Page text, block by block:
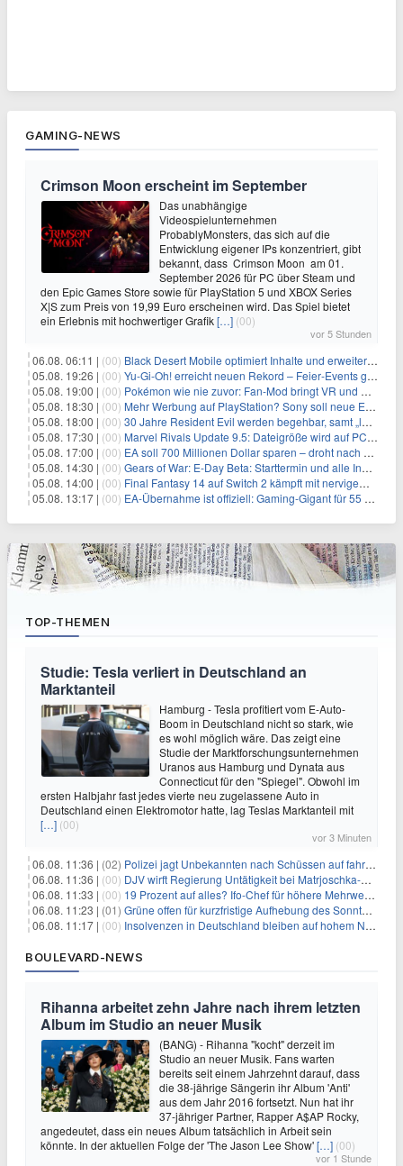
GAMING-NEWS
Crimson Moon erscheint im September
Das unabhängige
Videospielunternehmen
ProbablyMonsters, das sich auf die
Entwicklung eigener IPs konzentriert, gibt
bekannt, dass Crimson Moon am 01.
September 2026 für PC über Steam und
den Epic Games Store sowie für PlayStation 5 und XBOX Series
X|S zum Preis von 19,99 Euro erscheinen wird. Das Spiel bietet
ein Erlebnis mit hochwertiger Grafik[…] (00)
vor 5 Stunden
06.08. 06:11 | (00) Black Desert Mobile optimiert Inhalte und erweitert Treasure Access
05.08. 19:26 | (00) Yu‑Gi‑Oh! erreicht neuen Rekord – Feier‑Events gestartet
05.08. 19:00 | (00) Pokémon wie nie zuvor: Fan-Mod bringt VR und Ego-Perspektive nach Kanto
05.08. 18:30 | (00) Mehr Werbung auf PlayStation? Sony soll neue Einnahmequellen prüfen
05.08. 18:00 | (00) 30 Jahre Resident Evil werden begehbar, samt „lebensgroßem Leon“
05.08. 17:30 | (00) Marvel Rivals Update 9.5: Dateigröße wird auf PC und Konsolen deutlich reduziert
05.08. 17:00 | (00) EA soll 700 Millionen Dollar sparen – droht nach der Übernahme die nächste Entlassungswelle?
05.08. 14:30 | (00) Gears of War: E-Day Beta: Starttermin und alle Inhalte offiziell bestätigt
05.08. 14:00 | (00) Final Fantasy 14 auf Switch 2 kämpft mit nervigem Ladefehler
05.08. 13:17 | (00) EA-Übernahme ist offiziell: Gaming-Gigant für 55 Milliarden Dollar verkauft
TOP-THEMEN
Studie: Tesla verliert in Deutschland an
Marktanteil
Hamburg - Tesla profitiert vom E-Auto-
Boom in Deutschland nicht so stark, wie
es wohl möglich wäre. Das zeigt eine
Studie der Marktforschungsunternehmen
Uranos aus Hamburg und Dynata aus
Connecticut für den "Spiegel". Obwohl im
ersten Halbjahr fast jedes vierte neu zugelassene Auto in
Deutschland einen Elektromotor hatte, lag Teslas Marktanteil mit
[…] (00)
vor 3 Minuten
06.08. 11:36 | (02) Polizei jagt Unbekannten nach Schüssen auf fahrendes Auto
06.08. 11:36 | (00) DJV wirft Regierung Untätigkeit bei Matrjoschka-Kampagne vor
06.08. 11:33 | (00) 19 Prozent auf alles? Ifo-Chef für höhere Mehrwertsteuer
06.08. 11:23 | (01) Grüne offen für kurzfristige Aufhebung des Sonntagsfahrverbots
06.08. 11:17 | (00) Insolvenzen in Deutschland bleiben auf hohem Niveau
BOULEVARD-NEWS
Rihanna arbeitet zehn Jahre nach ihrem letzten
Album im Studio an neuer Musik
(BANG) - Rihanna "kocht" derzeit im
Studio an neuer Musik. Fans warten
bereits seit einem Jahrzehnt darauf, dass
die 38-jährige Sängerin ihr Album 'Anti'
aus dem Jahr 2016 fortsetzt. Nun hat ihr
37-jähriger Partner, Rapper A$AP Rocky,
angedeutet, dass ein neues Album tatsächlich in Arbeit sein
könnte. In der aktuellen Folge der 'The Jason Lee Show'[…] (00)
vor 1 Stunde